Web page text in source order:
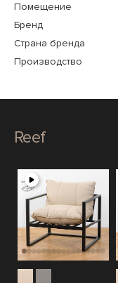
Помещение
Бренд
Страна бренда
Производство
Reef